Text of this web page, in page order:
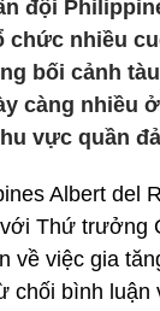
đội
chức nhiều
bối cảnh
càng nhiều
vực quần
Albert del
Thứ trưởng
về việc gia
chối bình luận